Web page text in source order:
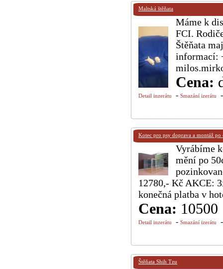
Maltská štěňata
Máme k
FCI.
Štěňata
informací:
Cena:
Detail inzerátu - Smazání izerátu
Kotec pro psy doprava a montáž po
Vyrábíme
mění po
12780,- Kč AKCE:
konečná platba v
Cena: 10500
Detail inzerátu - Smazání izerátu
Štěňata Shih Tzu